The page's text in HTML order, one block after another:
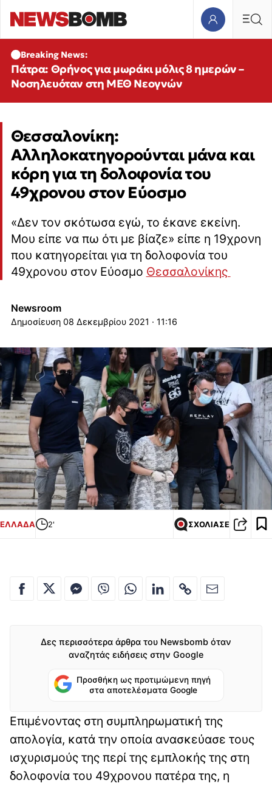
Breaking News:
Πάτρα: Θρήνος για μωράκι μόλις 8 ημερών –
Νοσηλευόταν στη ΜΕΘ Νεογνών
Θεσσαλονίκη:
Αλληλοκατηγορούνται μάνα και
κόρη για τη δολοφονία του
49χρονου στον Εύοσμο
«Δεν τον σκότωσα εγώ, το έκανε εκείνη.
Μου είπε να πω ότι με βίαζε» είπε η 19χρονη
που κατηγορείται για τη δολοφονία του
49χρονου στον Εύοσμο Θεσσαλονίκης
Newsroom
08 Δεκεμβρίου 2021 · 11:16
ΕΛΛΑΔΑ 2' ΣΧΟΛΙΑΣΕ
Δες περισσότερα άρθρα του Newsbomb όταν
αναζητάς ειδήσεις στην Google
Προσθήκη ως προτιμώμενη πηγή
στα αποτελέσματα Google
Επιμένοντας στη συμπληρωματική της
απολογία, κατά την οποία ανασκεύασε τους
ισχυρισμούς της περί της εμπλοκής της στη
δολοφονία του 49χρονου πατέρα της, η